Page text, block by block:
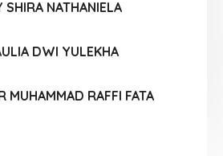
SHIRA NATHANIELA
DWI YULEKHA
MUHAMMAD RAFFI FATA